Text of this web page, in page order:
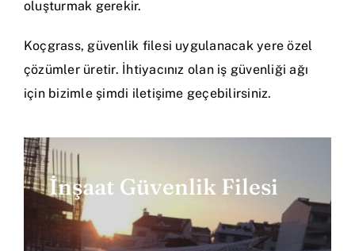
oluşturmak gerekir.
Koçgrass, güvenlik filesi uygulanacak yere özel
çözümler üretir. İhtiyacınız olan iş güvenliği ağı
için bizimle şimdi iletişime geçebilirsiniz.
İnşaat Güvenlik Filesi